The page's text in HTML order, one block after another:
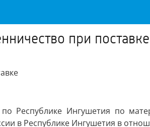
при поставке
Республике Ингушетия по
в Республике Ингушетия в